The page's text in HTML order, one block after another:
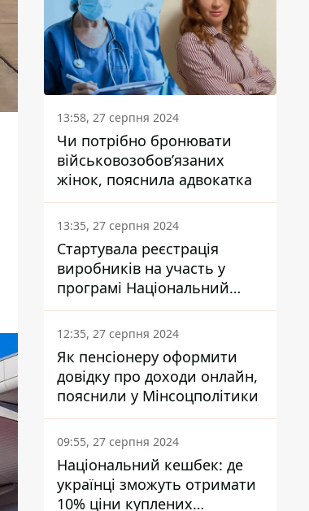
13:58, 27 серпня 2024
Чи потрібно бронювати
військовозобов’язаних
жінок, пояснила адвокатка
13:35, 27 серпня 2024
Стартувала реєстрація
виробників на участь у
програмі Національний
кешбек: як це зробити
через портал Дія
12:35, 27 серпня 2024
Як пенсіонеру оформити
довідку про доходи онлайн,
пояснили у Мінсоцполітики
09:55, 27 серпня 2024
Національний кешбек: де
українці зможуть отримати
10% ціни куплених